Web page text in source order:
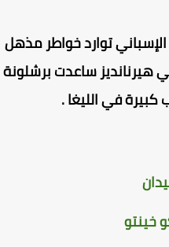
توارد خواطر مذهل
ساعدت برشلونة
في الليغا .